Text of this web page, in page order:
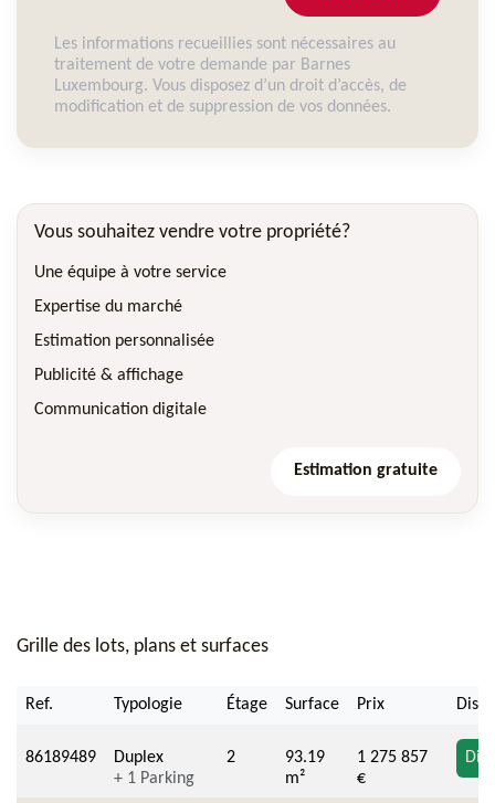
Les informations recueillies sont nécessaires au
traitement de votre demande par Barnes
Luxembourg. Vous disposez d’un droit d’accès, de
modification et de suppression de vos données.
Vous souhaitez vendre votre propriété?
Une équipe à votre service
Expertise du marché
Estimation personnalisée
Publicité & affichage
Communication digitale
Estimation gratuite
Grille des lots, plans et surfaces
Ref. Typologie Étage Surface Prix
86189489
Duplex
+ 1 Parking
2
93.19
m²
1 275 857
€